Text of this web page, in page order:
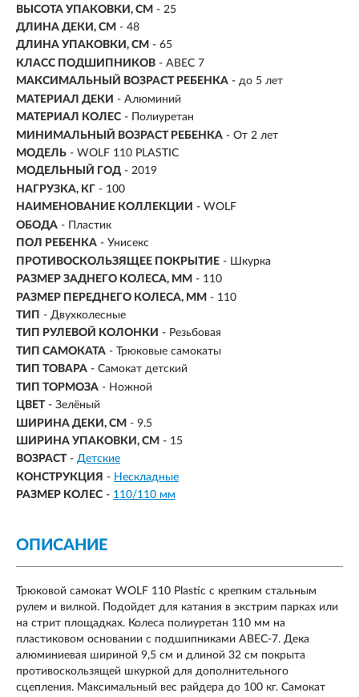
ВЫСОТА УПАКОВКИ, СМ - 25
ДЛИНА ДЕКИ, СМ - 48
ДЛИНА УПАКОВКИ, СМ - 65
КЛАСС ПОДШИПНИКОВ - ABEC 7
МАКСИМАЛЬНЫЙ ВОЗРАСТ РЕБЕНКА - до 5 лет
МАТЕРИАЛ ДЕКИ - Алюминий
МАТЕРИАЛ КОЛЕС - Полиуретан
МИНИМАЛЬНЫЙ ВОЗРАСТ РЕБЕНКА - От 2 лет
МОДЕЛЬ - WOLF 110 PLASTIC
МОДЕЛЬНЫЙ ГОД - 2019
НАГРУЗКА, КГ - 100
НАИМЕНОВАНИЕ КОЛЛЕКЦИИ - WOLF
ОБОДА - Пластик
ПОЛ РЕБЕНКА - Унисекс
ПРОТИВОСКОЛЬЗЯЩЕЕ ПОКРЫТИЕ - Шкурка
РАЗМЕР ЗАДНЕГО КОЛЕСА, ММ - 110
РАЗМЕР ПЕРЕДНЕГО КОЛЕСА, ММ - 110
ТИП - Двухколесные
ТИП РУЛЕВОЙ КОЛОНКИ - Резьбовая
ТИП САМОКАТА - Трюковые самокаты
ТИП ТОВАРА - Самокат детский
ТИП ТОРМОЗА - Ножной
ЦВЕТ - Зелёный
ШИРИНА ДЕКИ, СМ - 9.5
ШИРИНА УПАКОВКИ, СМ - 15
ВОЗРАСТ - Детские
КОНСТРУКЦИЯ - Нескладные
РАЗМЕР КОЛЕС - 110/110 мм
ОПИСАНИЕ
Трюковой самокат WOLF 110 Plastic с крепким стальным
рулем и вилкой. Подойдет для катания в экстрим парках или
на стрит площадках. Колеса полиуретан 110 мм на
пластиковом основании с подшипниками ABEC-7. Дека
алюминиевая шириной 9,5 см и длиной 32 см покрыта
противоскользящей шкуркой для дополнительного
сцепления. Максимальный вес райдера до 100 кг. Самокат